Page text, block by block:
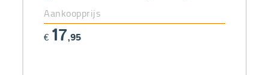
Aankoopprijs
€ 17,95